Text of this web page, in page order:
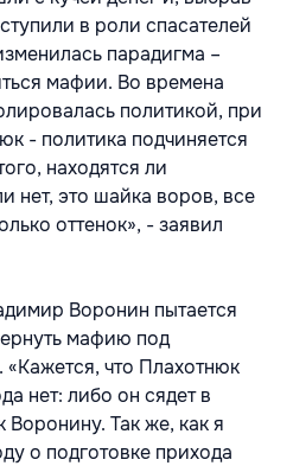
в роли спасателей
парадигма –
мафии. Во времена
политикой, при
- политика подчиняется
находятся ли
нет, это шайка воров, все
оттенок», - заявил
Воронин пытается
мафию под
«Кажется, что Плахотнюк
нет: либо он сядет в
Воронину. Так же, как я
о подготовке прихода